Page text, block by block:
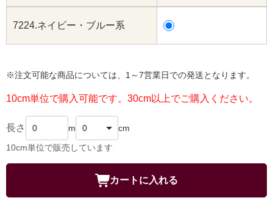
7224.ネイビー・ブルー系
※注文可能な商品については、1～7営業日での発送となります。
10cm単位で購入可能です。30cm以上でご購入ください。
長さ m cm
10cm単位で販売しています
カートに入れる